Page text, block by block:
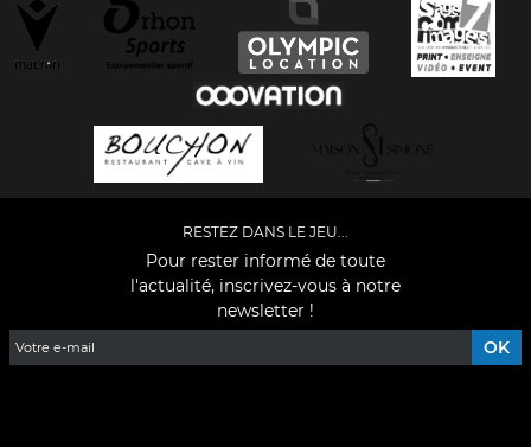
RESTEZ DANS LE JEU...
Pour rester informé de toute
l'actualité, inscrivez-vous à notre
newsletter !